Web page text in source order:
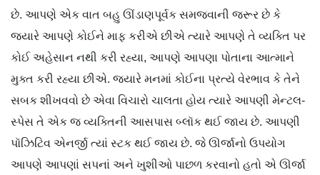
છે. આપણે એક વાત બહુ ઊંડાણપૂર્વક સમજવાની જરૂર છે કે
જ્યારે આપણે કોઈને માફ કરીએ છીએ ત્યારે આપણે તે વ્યક્તિ પર
કોઈ અહેસાન નથી કરી રહ્યા, આપણે આપણા પોતાના આત્માને
મુક્ત કરી રહ્યા છીએ. જ્યારે મનમાં કોઈના પ્રત્યે વેરભાવ કે તેને
સબક શીખવવો છે એવા વિચારો ચાલતા હોય ત્યારે આપણી મેન્ટલ-
સ્પેસ તે એક જ વ્યક્તિની આસપાસ બ્લૉક થઈ જાય છે. આપણી
પૉઝિટિવ એનર્જી ત્યાં સ્ટક થઈ જાય છે. જે ઊર્જાનો ઉપયોગ
આપણે આપણાં સપનાં અને ખુશીઓ પાછળ કરવાનો હતો એ ઊર્જા